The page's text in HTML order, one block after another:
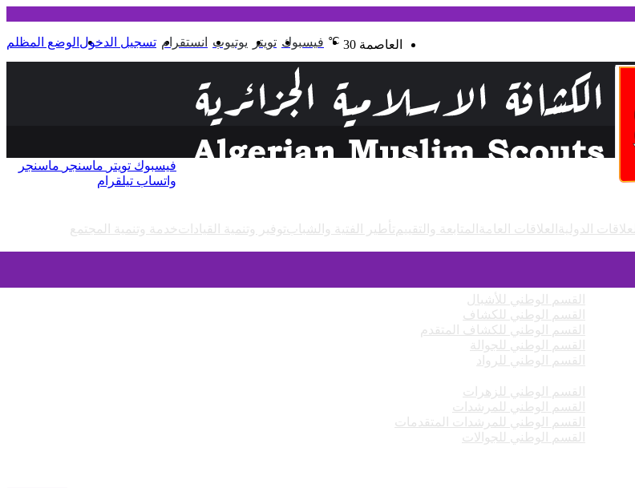
الوضع المظلم تسجيل الدخول انستقرام يوتيوب تويتر فيسبوك العاصمة 30
℃
العلاقات الدولية العلاقات العامة المتابعة والتقييمتأطير الفتية والشبابتوفير وتنمية القياداتخدمة وتنمية المجتمع
القسم الوطني للأشبال
القسم الوطني للكشاف
القسم الوطني للكشاف المتقدم
القسم الوطني للجوالة
القسم الوطني للرواد
القسم الوطني للزهرات
القسم الوطني للمرشدات
القسم الوطني للمرشدات المتقدمات
القسم الوطني للجوالات
فيسبوك تويتر ماسنجر ماسنجر
واتساب تيلقرام